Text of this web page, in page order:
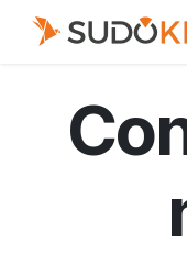
Se rendre au contenu